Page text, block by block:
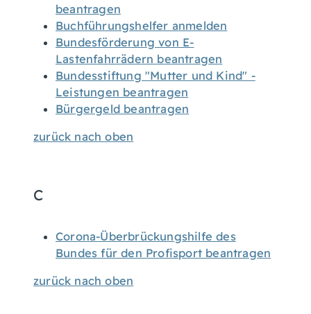
beantragen
Buchführungshelfer anmelden
Bundesförderung von E-
Lastenfahrrädern beantragen
Bundesstiftung "Mutter und Kind" -
Leistungen beantragen
Bürgergeld beantragen
zurück nach oben
C
Corona-Überbrückungshilfe des
Bundes für den Profisport beantragen
zurück nach oben